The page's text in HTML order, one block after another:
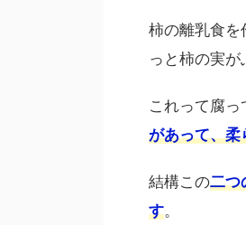
柿の離乳食を
っと柿の実が
これって腐っ
があって、柔
結構この二つ
す。